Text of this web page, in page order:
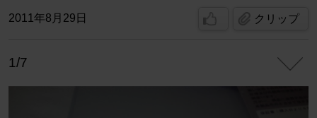
2011年8月29日 クリップ
1/7